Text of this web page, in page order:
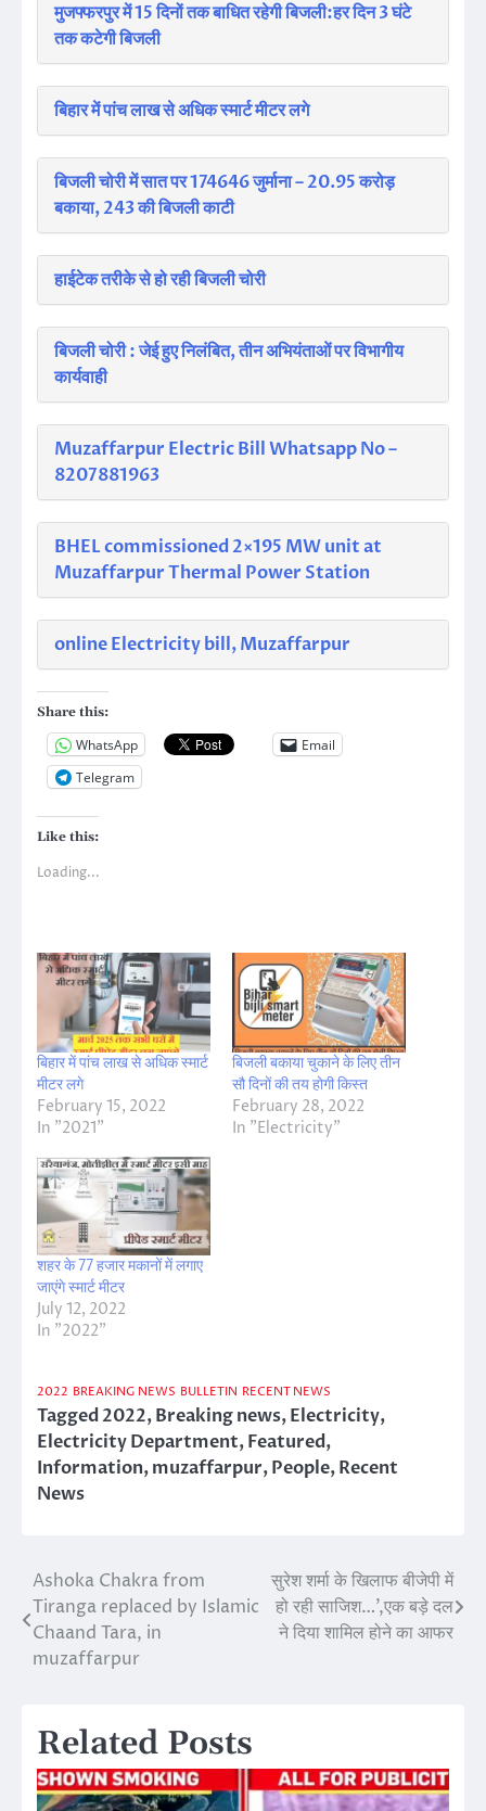
मुजफ्फरपुर में 15 दिनों तक बाधित रहेगी बिजली:हर दिन 3 घंटे
तक कटेगी बिजली
बिहार में पांच लाख से अधिक स्मार्ट मीटर लगे
बिजली चोरी में सात पर 174646 जुर्माना – 20.95 करोड़
बकाया, 243 की बिजली काटी
हाईटेक तरीके से हो रही बिजली चोरी
बिजली चोरी : जेई हुए निलंबित, तीन अभियंताओं पर विभागीय
कार्यवाही
Muzaffarpur Electric Bill Whatsapp No –
8207881963
BHEL commissioned 2×195 MW unit at
Muzaffarpur Thermal Power Station
online Electricity bill, Muzaffarpur
Share this:
WhatsApp
Email
Telegram
Like this:
Loading...
बिहार में पांच लाख से अधिक स्मार्ट
मीटर लगे
February 15, 2022
In "2021"
बिजली बकाया चुकाने के लिए तीन
सौ दिनों की तय होगी किस्त
February 28, 2022
In "Electricity"
शहर के 77 हजार मकानों में लगाए
जाएंगे स्मार्ट मीटर
July 12, 2022
In "2022"
2022 BREAKING NEWS BULLETIN RECENT NEWS
Tagged2022,Breaking news,Electricity,
Electricity Department,Featured,
Information,muzaffarpur,People,Recent
News
Post
navigation
Ashoka Chakra from
Tiranga replaced by Islamic
Chaand Tara, in
muzaffarpur
सुरेश शर्मा के खिलाफ बीजेपी में
हो रही साजिश…’,एक बड़े दल
ने दिया शामिल होने का आफर
Related Posts